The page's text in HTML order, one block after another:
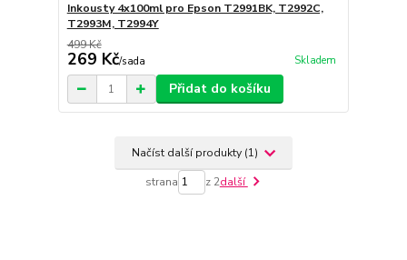
Inkousty 4x100ml pro Epson T2991BK, T2992C,
T2993M, T2994Y
499 Kč
269 Kč/sada Skladem
Přidat do košíku
Načíst další produkty (1)
strana z 2další